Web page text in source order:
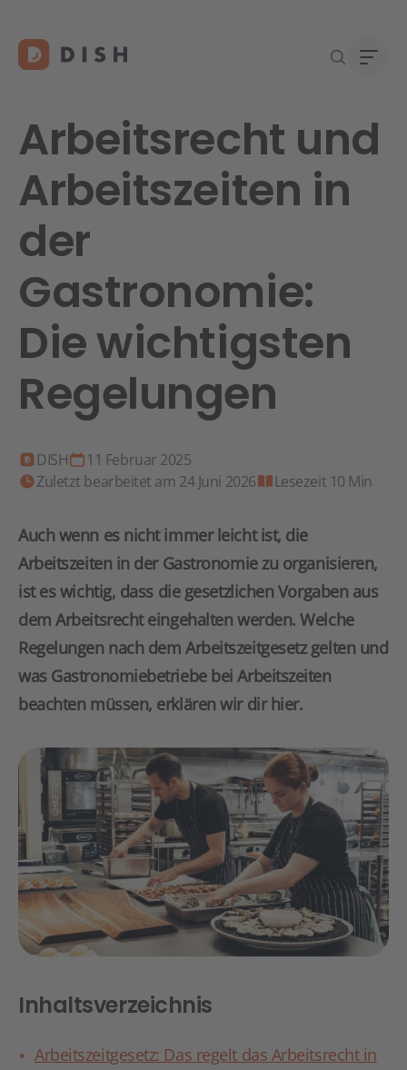
Arbeitsrecht und
Arbeitszeiten in
der
Gastronomie:
Die wichtigsten
Regelungen
DISH
11 Februar 2025
Zuletzt bearbeitet am 24 Juni 2026
Lesezeit 10 Min
Auch wenn es nicht immer leicht ist, die
Arbeitszeiten in der Gastronomie zu organisieren,
ist es wichtig, dass die gesetzlichen Vorgaben aus
dem Arbeitsrecht eingehalten werden. Welche
Regelungen nach dem Arbeitszeitgesetz gelten und
was Gastronomiebetriebe bei Arbeitszeiten
beachten müssen, erklären wir dir hier.
Inhaltsverzeichnis
Arbeitszeitgesetz: Das regelt das Arbeitsrecht in